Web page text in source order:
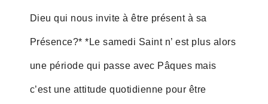
Dieu qui nous invite à être présent à sa
Présence?* *Le samedi Saint n’ est plus alors
une période qui passe avec Pâques mais
c’est une attitude quotidienne pour être